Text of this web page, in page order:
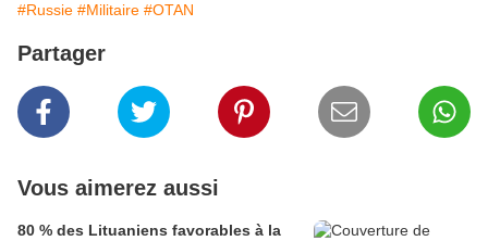
#Russie #Militaire #OTAN
Partager
Vous aimerez aussi
80 % des Lituaniens favorables à la